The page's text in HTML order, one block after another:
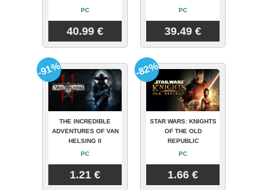
PC
40.99 €
PC
39.49 €
THE INCREDIBLE
ADVENTURES OF VAN
HELSING II
PC
1.21 €
-91%
STAR WARS: KNIGHTS
OF THE OLD
REPUBLIC
PC
1.66 €
-82%